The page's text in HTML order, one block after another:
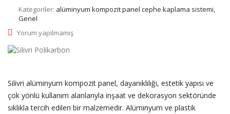
Kategoriler: alüminyum kompozit panel cephe kaplama sistemi,
Genel
Yorum yapılmamış
Silivri alüminyum kompozit panel, dayanıklılığı, estetik yapısı ve
çok yönlü kullanım alanlarıyla inşaat ve dekorasyon sektöründe
sıklıkla tercih edilen bir malzemedir. Alüminyum ve plastik